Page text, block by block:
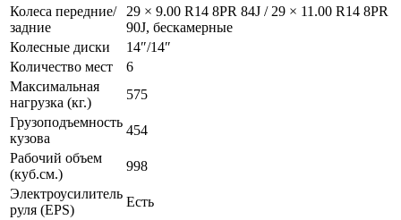
Колеса передние/
задние
29 × 9.00 R14 8PR 84J / 29 × 11.00 R14 8PR
90J, бескамерные
Колесные диски
14″/14″
Количество мест
6
Максимальная
нагрузка (кг.)
575
Грузоподъемность
кузова
454
Рабочий объем
(куб.см.)
998
Электроусилитель
руля (EPS)
Есть